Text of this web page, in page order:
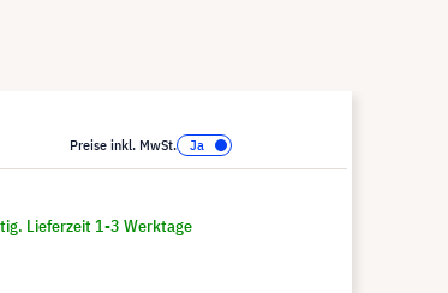
Preise inkl. MwSt.
Lieferzeit 1-3 Werktage